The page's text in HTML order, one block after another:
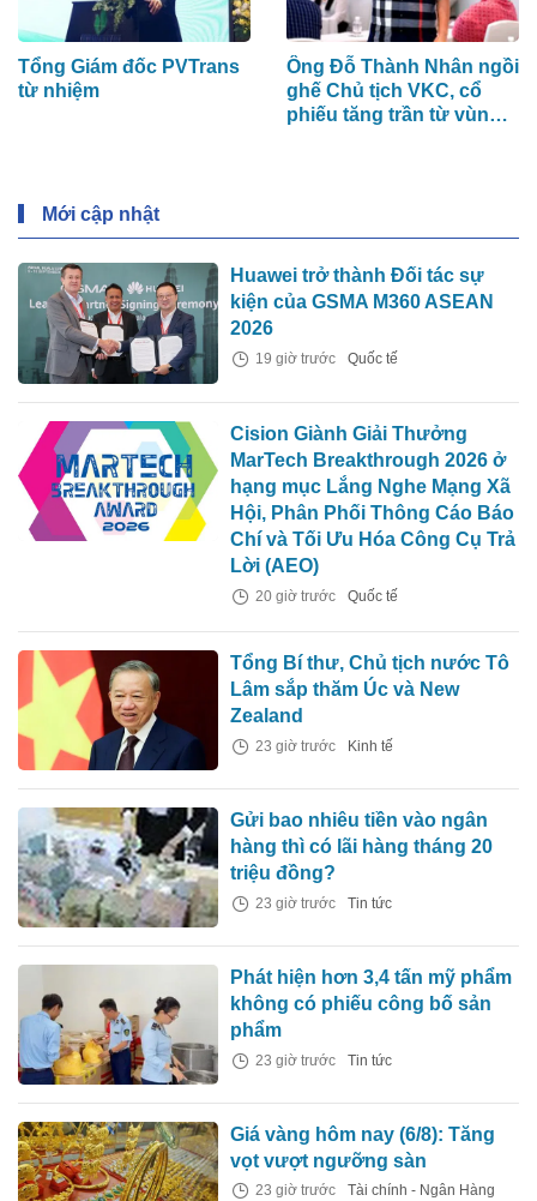
Tổng Giám đốc PVTrans
từ nhiệm
Ông Đỗ Thành Nhân ngồi
ghế Chủ tịch VKC, cổ
phiếu tăng trần từ vùng
Mới cập nhật
Huawei trở thành Đối tác sự
kiện của GSMA M360 ASEAN
2026
19 giờ trước Quốc tế
Cision Giành Giải Thưởng
MarTech Breakthrough 2026 ở
hạng mục Lắng Nghe Mạng Xã
Hội, Phân Phối Thông Cáo Báo
Chí và Tối Ưu Hóa Công Cụ Trả
Lời (AEO)
20 giờ trước Quốc tế
Tổng Bí thư, Chủ tịch nước Tô
Lâm sắp thăm Úc và New
Zealand
23 giờ trước Kinh tế
Gửi bao nhiêu tiền vào ngân
hàng thì có lãi hàng tháng 20
triệu đồng?
23 giờ trước Tin tức
Phát hiện hơn 3,4 tấn mỹ phẩm
không có phiếu công bố sản
phẩm
23 giờ trước Tin tức
Giá vàng hôm nay (6/8): Tăng
vọt vượt ngưỡng sàn
23 giờ trước Tài chính - Ngân Hàng